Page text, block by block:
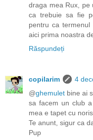
draga mea Rux, pe
ca trebuie sa fie
pentru ca
aici prima noastra
Răspundeți
copilarim
4
@ghemulet bine ai
sa facem un club
mea e tapet cu
Te anunt, sigur ca
Pup